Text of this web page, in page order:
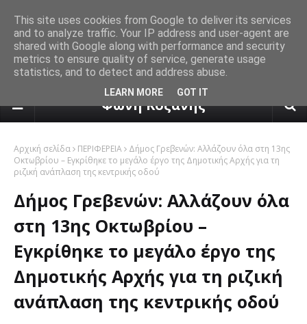
πρόγνωση καιρού από το
Φωνή Κοζάνης
Αρχική σελίδα ΠΕΡΙΦΕΡΕΙΑ
Δήμος Γρεβενών: Αλλάζουν όλα στη 13ης
Οκτωβρίου – Εγκρίθηκε το μεγάλο έργο της Δημοτικής Αρχής για τη
ριζική ανάπλαση της κεντρικής οδού
Δήμος Γρεβενών: Αλλάζουν όλα
στη 13ης Οκτωβρίου –
Εγκρίθηκε το μεγάλο έργο της
Δημοτικής Αρχής για τη ριζική
ανάπλαση της κεντρικής οδού
This site uses cookies from Google to deliver its services
and to analyze traffic. Your IP address and user-agent are
shared with Google along with performance and security
metrics to ensure quality of service, generate usage
statistics, and to detect and address abuse.
LEARN MORE GOT IT